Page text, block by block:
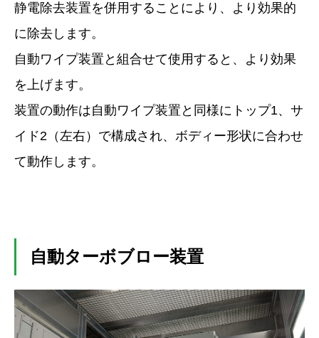
静電除去装置を併用することにより、より効果的
に除去します。
自動ワイプ装置と組合せて使用すると、より効果
を上げます。
装置の動作は自動ワイプ装置と同様にトップ1、サ
イド2（左右）で構成され、ボディー形状に合わせ
て動作します。
自動ターボブロー装置